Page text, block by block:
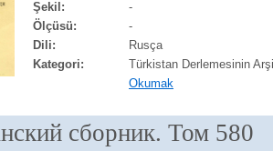
Şekil:
-
Ölçüsü:
-
Dili:
Rusça
Kategori:
Türkistan Derlemesinin
Okumak
сборник. Том 580